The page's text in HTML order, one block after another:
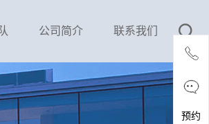
公司简介 联系我们
预约